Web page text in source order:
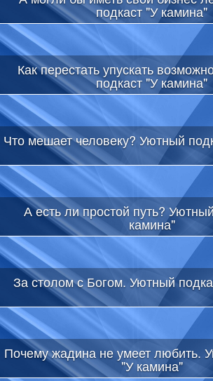
подкаст "У камина"
Как перестать упускать
подкаст "У камина"
Что мешает человеку? Уютный
А есть ли простой путь?
камина"
За столом с Богом. Уютный
Почему жадина не умеет любить.
"У камина"